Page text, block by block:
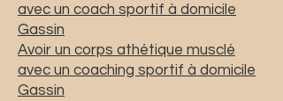
avec un coach sportif à domicile
Gassin
Avoir un corps athétique musclé
avec un coaching sportif à domicile
Gassin